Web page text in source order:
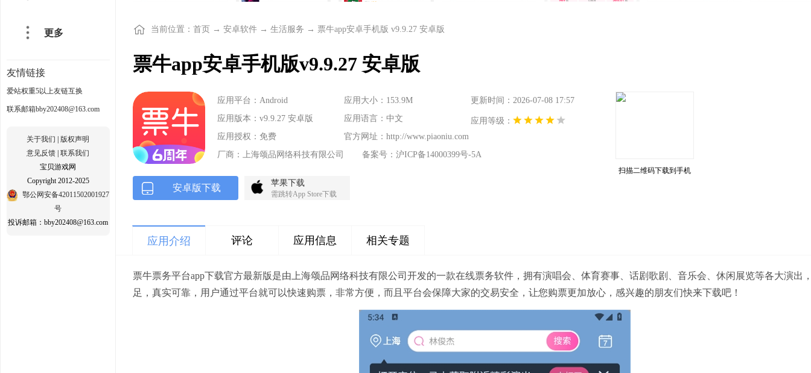
更多
友情链接
爱站权重5以上友链互换
联系邮箱bby202408@163.com
关于我们 | 版权声明
意见反馈 | 联系我们
宝贝游戏网
Copyright 2012-2025
鄂公网安备42011502001927
号
投诉邮箱：bby202408@163.com
当前位置： 首页 → 安卓软件 → 生活服务 → 票牛app安卓手机版 v9.9.27 安卓版
票牛app安卓手机版v9.9.27 安卓版
应用平台：Android 应用大小：153.9M
更新时间：2026-07-08 17:57
应用版本：v9.9.27 安卓版
应用语言：中文
应用等级：
应用授权：免费
官方网址： http://www.piaoniu.com
厂商：上海颂品网络科技有限公司
备案号：沪ICP备14000399号-5A
扫描二维码下载到手机
安卓版下载 苹果下载
需跳转App Store下载
应用介绍 评论 应用信息 相关专题
票牛票务平台app下载官方最新版是由上海颂品网络科技有限公司开发的一款在线票务软件，拥有演唱会、体育赛事、话剧歌剧、音乐会、休闲展览等各大演出
足，真实可靠，用户通过平台就可以快速购票，非常方便，而且平台会保障大家的交易安全，让您购票更加放心，感兴趣的朋友们快来下载吧！